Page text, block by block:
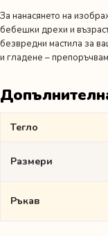
За нанасянето на
бебешки дрехи и
безвредни мастила за
и гладене –
Тегло
Размери
Ръкав